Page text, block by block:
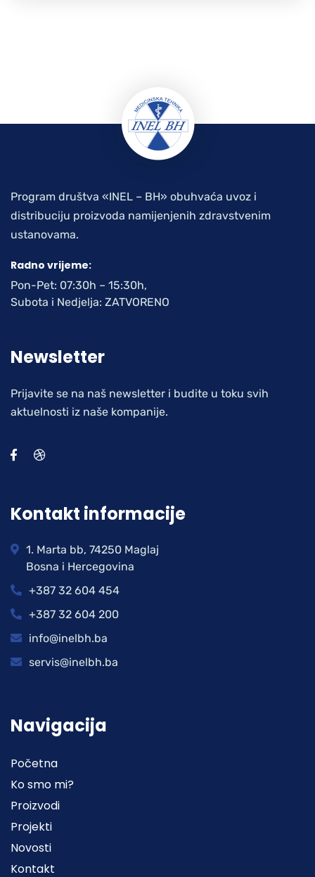
Program društva «INEL – BH» obuhvaća uvoz i
distribuciju proizvoda namijenjenih zdravstvenim
ustanovama.
Radno vrijeme:
Pon-Pet: 07:30h – 15:30h,
Subota i Nedjelja: ZATVORENO
Newsletter
Prijavite se na naš newsletter i budite u toku svih
aktuelnosti iz naše kompanije.
Kontakt informacije
1. Marta bb, 74250 Maglaj
Bosna i Hercegovina
+387 32 604 454
+387 32 604 200
info@inelbh.ba
servis@inelbh.ba
Navigacija
Početna
Ko smo mi?
Proizvodi
Projekti
Novosti
Kontakt